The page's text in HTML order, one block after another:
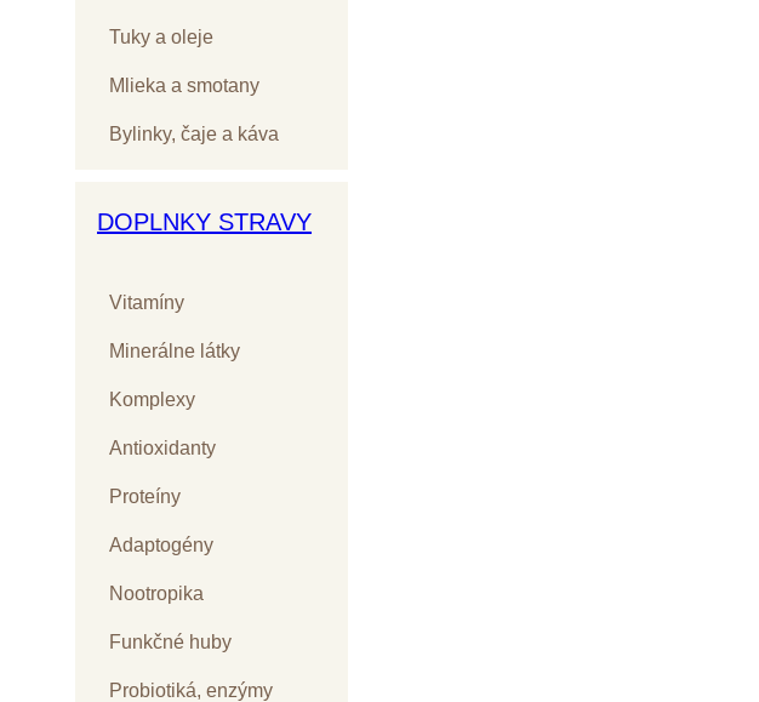
Tuky a oleje
Mlieka a smotany
Bylinky, čaje a káva
DOPLNKY STRAVY
Vitamíny
Minerálne látky
Komplexy
Antioxidanty
Proteíny
Adaptogény
Nootropika
Funkčné huby
Probiotiká, enzýmy